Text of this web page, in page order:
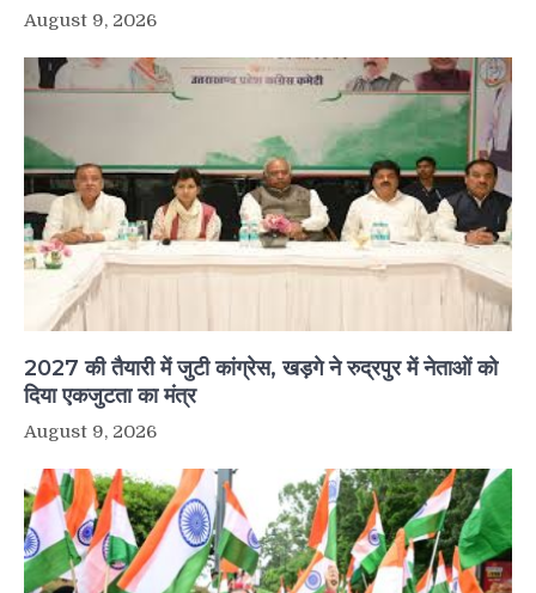
August 9, 2026
2027 की तैयारी में जुटी कांग्रेस, खड़गे ने रुद्रपुर में नेताओं को
दिया एकजुटता का मंत्र
August 9, 2026